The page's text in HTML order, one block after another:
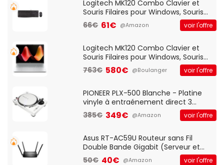
Logitech MK120 Combo Clavier et
Souris Filaires pour Windows, Souris
Optique Filaire, Connexion USB Plug
And Play, Confortable, Taille
QWERTY UK - Noir
66€ 61€ @Amazon voir l'offre
Logitech MK120 Combo Clavier et
Souris Filaires pour Windows, Souris
Optique Filaire, Connexion USB Plug
And Play, Confortable, Taille
QWERTY UK - Noir
763€ 580€ @Boulanger voir l'offre
PIONEER PLX-500 Blanche - Platine
vinyle à entraénement direct 3
vitesses (33-45-78 trs/min) avec
pre-ampli intégré et port USB
385€ 349€ @Amazon voir l'offre
Asus RT-AC59U Routeur sans Fil
Double Bande Gigabit (Serveur et
Client VPN, Triple Vlan, Mode Point
50€ 40€ @Amazon voir l'offre